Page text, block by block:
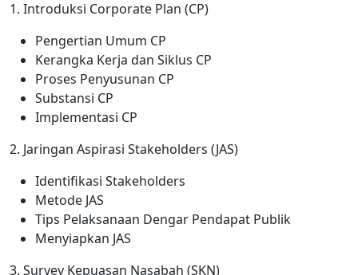
1. Introduksi Corporate Plan (CP)
Pengertian Umum CP
Kerangka Kerja dan Siklus CP
Proses Penyusunan CP
Substansi CP
Implementasi CP
2. Jaringan Aspirasi Stakeholders (JAS)
Identifikasi Stakeholders
Metode JAS
Tips Pelaksanaan Dengar Pendapat Publik
Menyiapkan JAS
3. Survey Kepuasan Nasabah (SKN)